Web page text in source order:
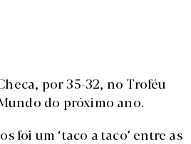
por 35-32, no Troféu
do próximo ano.
foi um ‘taco a taco’ entre as